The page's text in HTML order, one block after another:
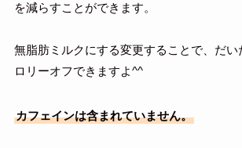
を減らすことができます。
無脂肪ミルクにする変更することで、だい
ロリーオフできますよ^^
カフェインは含まれていません。